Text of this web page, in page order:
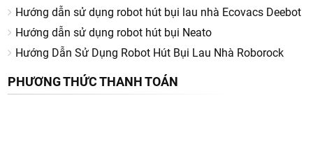
Hướng dẫn sử dụng robot hút bụi lau nhà Ecovacs Deebot
Hướng dẫn sử dụng robot hút bụi Neato
Hướng Dẫn Sử Dụng Robot Hút Bụi Lau Nhà Roborock
PHƯƠNG THỨC THANH TOÁN